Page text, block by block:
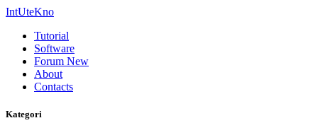
IntUteKno
Tutorial
Software
Forum New
About
Contacts
Kategori